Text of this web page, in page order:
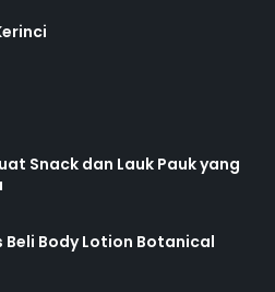
Snack dan Lauk Pauk yang
Beli Body Lotion Botanical